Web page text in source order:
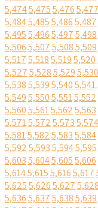
5,4745,4755,4765,477
5,4845,4855,4865,487
5,4955,4965,4975,498
5,5065,5075,5085,509
5,5175,5185,5195,520
5,5275,5285,5295,530
5,5385,5395,5405,541
5,5495,5505,5515,552
5,5605,5615,5625,563
5,5715,5725,5735,574
5,5815,5825,5835,584
5,5925,5935,5945,595
5,6035,6045,6055,606
5,6145,6155,6165,617
5,6255,6265,6275,628
5,6365,6375,6385,639